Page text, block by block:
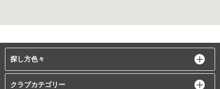
探し方色々
クラブカテゴリー